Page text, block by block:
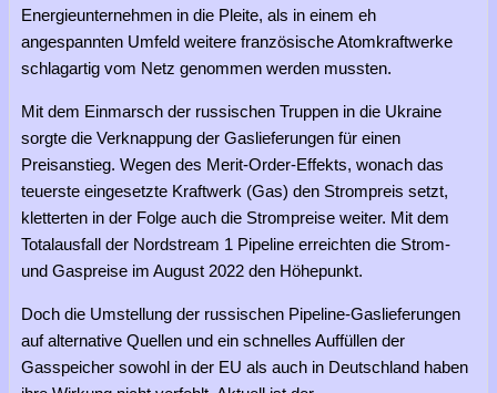
Energieunternehmen in die Pleite, als in einem eh
angespannten Umfeld weitere französische Atomkraftwerke
schlagartig vom Netz genommen werden mussten.
Mit dem Einmarsch der russischen Truppen in die Ukraine
sorgte die Verknappung der Gaslieferungen für einen
Preisanstieg. Wegen des Merit-Order-Effekts, wonach das
teuerste eingesetzte Kraftwerk (Gas) den Strompreis setzt,
kletterten in der Folge auch die Strompreise weiter. Mit dem
Totalausfall der Nordstream 1 Pipeline erreichten die Strom-
und Gaspreise im August 2022 den Höhepunkt.
Doch die Umstellung der russischen Pipeline-Gaslieferungen
auf alternative Quellen und ein schnelles Auffüllen der
Gasspeicher sowohl in der EU als auch in Deutschland haben